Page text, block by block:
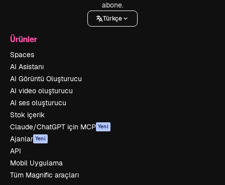
abone.
Türkçe
Ürünler
Spaces
AI Asistanı
AI Görüntü Oluşturucu
AI video oluşturucu
AI ses oluşturucu
Stok içerik
Claude/ChatGPT için MCP Yeni
Ajanlar Yeni
API
Mobil Uygulama
Tüm Magnific araçları